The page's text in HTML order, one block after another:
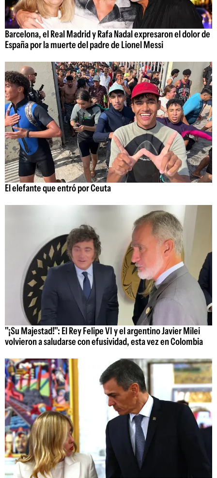
Barcelona, el Real Madrid y Rafa Nadal expresaron el dolor de
España por la muerte del padre de Lionel Messi
El elefante que entró por Ceuta
"¡Su Majestad!": El Rey Felipe VI y el argentino Javier Milei
volvieron a saludarse con efusividad, esta vez en Colombia